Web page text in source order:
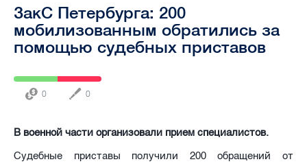
ЗакС Петербурга: 200
мобилизованным обратились за
помощью судебных приставов
0 0
В военной части организовали прием специалистов.
Судебные приставы получили 200 обращений от